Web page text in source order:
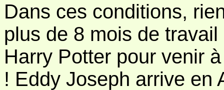
Dans ces conditions,
plus de 8 mois de
Harry Potter pour venir
! Eddy Joseph arrive en